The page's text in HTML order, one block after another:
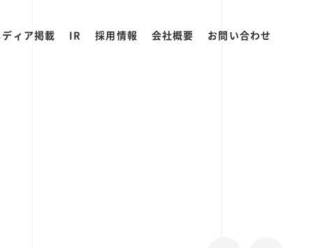
ィア掲載 IR 採用情報 会社概要 お問い合わせ